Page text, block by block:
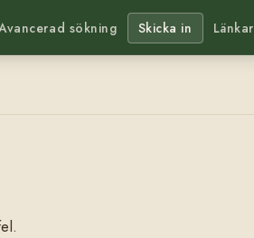
sökning Skicka in Länkar